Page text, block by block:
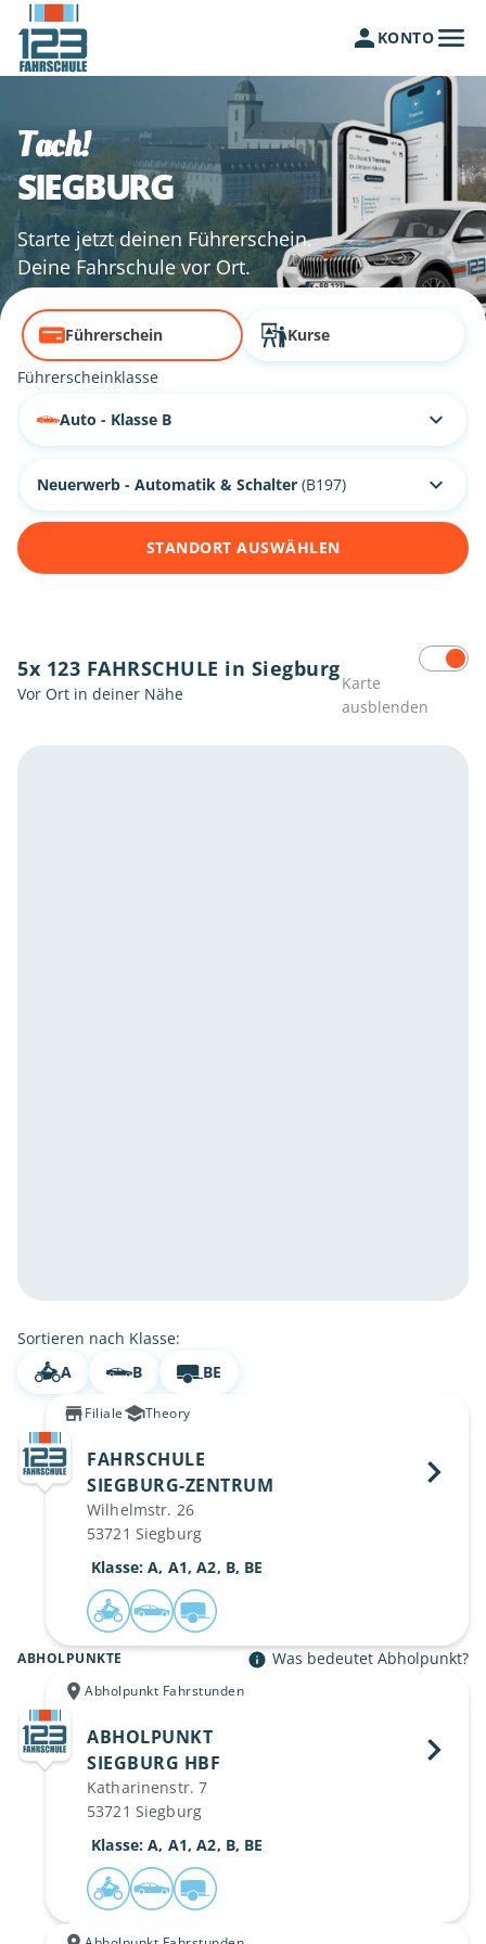
KONTO
Tach!
SIEGBURG
Starte jetzt deinen Führerschein.
Deine Fahrschule vor Ort.
Führerschein Kurse
Führerscheinklasse
Auto - Klasse B
Neuerwerb - Automatik & Schalter (B197)
STANDORT AUSWÄHLEN
5x 123 FAHRSCHULE in Siegburg
Vor Ort in deiner Nähe
Karte
ausblenden
Sortieren nach Klasse:
A
B BE
Filiale Theory
FAHRSCHULE
SIEGBURG-ZENTRUM
Wilhelmstr. 26
53721 Siegburg
Klasse: A, A1, A2, B, BE
ABHOLPUNKTE Was bedeutet Abholpunkt?
Abholpunkt Fahrstunden
ABHOLPUNKT
SIEGBURG HBF
Katharinenstr. 7
53721 Siegburg
Klasse: A, A1, A2, B, BE